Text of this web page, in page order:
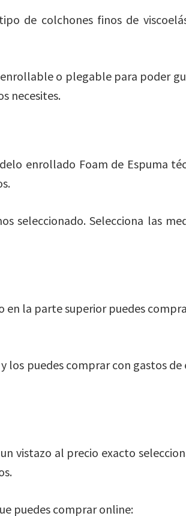
de colchones finos de
o plegable para poder
necesites.
enrollado Foam de Espuma
seleccionado. Selecciona las
en la parte superior puedes
los puedes comprar con gastos
vistazo al precio exacto
puedes comprar online: